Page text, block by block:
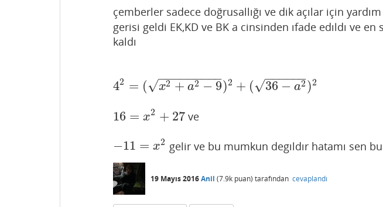
çemberler sadece doğrusallığı ve dik açılar için
gerisi geldi EK,KD ve BK a cinsinden ıfade edıldı ve en
kaldı
42 = ( x2 + a2 − 9
− −
−−−−−−−
√ )2 + ( 36 − a2
− −
−−−−
√ )2
42 =(x 2+a2−9 )2+(36 −a 2)2
16 = x2 + 27
16=x2 +27 ve
−11 = x2
−11= x2 gelir ve bu mumkun degıldır hatamı sen
19 Mayıs 2016Anil (7.9k puan) tarafından cevaplandı